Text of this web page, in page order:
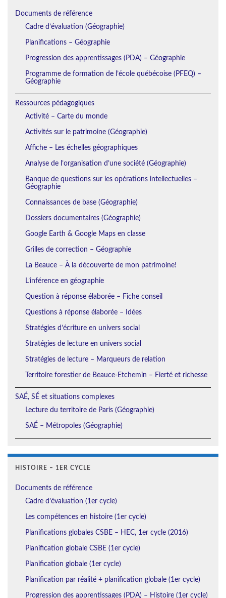
Documents de référence
Cadre d’évaluation (Géographie)
Planifications – Géographie
Progression des apprentissages (PDA) – Géographie
Programme de formation de l’école québécoise (PFEQ) –
Géographie
Ressources pédagogiques
Activité – Carte du monde
Activités sur le patrimoine (Géographie)
Affiche – Les échelles géographiques
Analyse de l’organisation d’une société (Géographie)
Banque de questions sur les opérations intellectuelles –
Géographie
Connaissances de base (Géographie)
Dossiers documentaires (Géographie)
Google Earth & Google Maps en classe
Grilles de correction – Géographie
La Beauce – À la découverte de mon patrimoine!
L’inférence en géographie
Question à réponse élaborée – Fiche conseil
Questions à réponse élaborée – Idées
Stratégies d’écriture en univers social
Stratégies de lecture en univers social
Stratégies de lecture – Marqueurs de relation
Territoire forestier de Beauce-Etchemin – Fierté et richesse
SAÉ, SÉ et situations complexes
Lecture du territoire de Paris (Géographie)
SAÉ – Métropoles (Géographie)
HISTOIRE – 1ER CYCLE
Documents de référence
Cadre d’évaluation (1er cycle)
Les compétences en histoire (1er cycle)
Planifications globales CSBE – HEC, 1er cycle (2016)
Planification globale CSBE (1er cycle)
Planification globale (1er cycle)
Planification par réalité + planification globale (1er cycle)
Progression des apprentissages (PDA) – Histoire (1er cycle)